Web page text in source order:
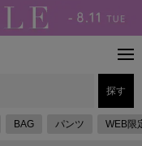
探す
BAG パンツ WEB限